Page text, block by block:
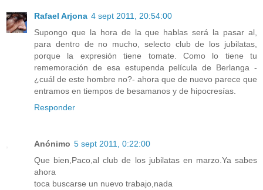
Rafael Arjona 4 sept 2011, 20:54:00
Supongo que la hora de la que hablas será la pasar al,
para dentro de no mucho, selecto club de los jubilatas,
porque la expresión tiene tomate. Como lo tiene tu
rememoración de esa estupenda película de Berlanga -
¿cuál de este hombre no?- ahora que de nuevo parece que
entramos en tiempos de besamanos y de hipocresías.
Responder
Anónimo 5 sept 2011, 0:22:00
Que bien,Paco,al club de los jubilatas en marzo.Ya sabes
ahora
toca buscarse un nuevo trabajo,nada